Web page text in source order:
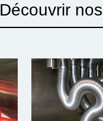
Découvrir